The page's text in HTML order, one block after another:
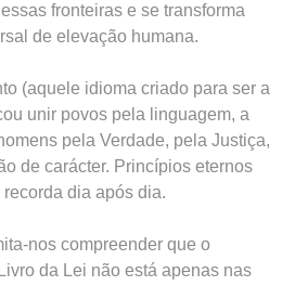
fronteiras e se transforma
de elevação humana.
(aquele idioma criado para ser a
unir povos pela linguagem, a
pela Verdade, pela Justiça,
de carácter. Princípios eternos
dia após dia.
nos compreender que o
da Lei não está apenas nas